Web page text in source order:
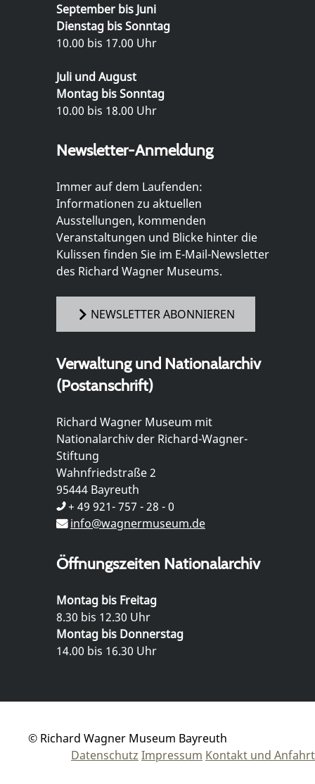
September bis Juni
Dienstag bis Sonntag
10.00 bis 17.00 Uhr
Juli und August
Montag bis Sonntag
10.00 bis 18.00 Uhr
Newsletter-Anmeldung
Immer auf dem Laufenden:
Informationen zu aktuellen
Ausstellungen, kommenden
Veranstaltungen und Blicke hinter die
Kulissen finden Sie im E-Mail-Newsletter
des Richard Wagner Museums.
NEWSLETTER ABONNIEREN
Verwaltung und Nationalarchiv
(Postanschrift)
Richard Wagner Museum mit
Nationalarchiv der Richard-Wagner-
Stiftung
Wahnfriedstraße 2
95444 Bayreuth
+ 49 921- 757 - 28 - 0
info@wagnermuseum.de
Öffnungszeiten Nationalarchiv
Montag bis Freitag
8.30 bis 12.30 Uhr
Montag bis Donnerstag
14.00 bis 16.30 Uhr
© Richard Wagner Museum Bayreuth
Datenschutz Impressum Kontakt und Anfahrt